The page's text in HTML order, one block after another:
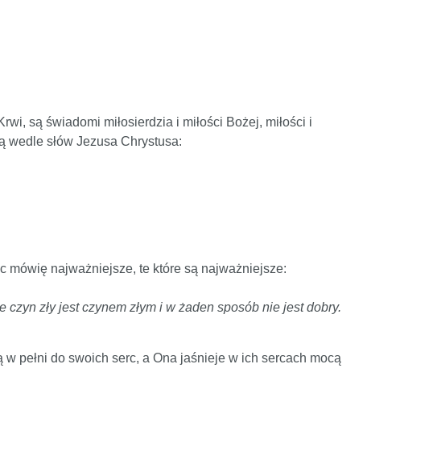
są świadomi miłosierdzia i miłości Bożej, miłości i
wedle słów Jezusa Chrystusa:
mówię najważniejsze, te które są najważniejsze:
zły jest czynem złym i w żaden sposób nie jest dobry.
w pełni do swoich serc, a Ona jaśnieje w ich sercach mocą